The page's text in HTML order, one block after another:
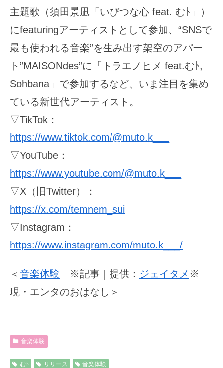
主題歌（須田景凪「いびつな心 feat. むﾄ」）
にfeaturingアーティストとして参加、“SNSで
最も使われる音楽”を生み出す架空のアパー
ト”MAISONdes”に「トラエノヒメ feat.むﾄ,
Sohbana」で参加するなど、いま注目を集め
ている新世代アーティスト。
▽TikTok：
https://www.tiktok.com/@muto.k___
▽YouTube：
https://www.youtube.com/@muto.k___
▽X（旧Twitter）：
https://x.com/temnem_sui
▽Instagram：
https://www.instagram.com/muto.k___/
＜ 音楽体験 ※記事｜提供： ジェイタメ ※
現・エンタのおはなし＞
音楽体験
むﾄ リリース 音楽体験